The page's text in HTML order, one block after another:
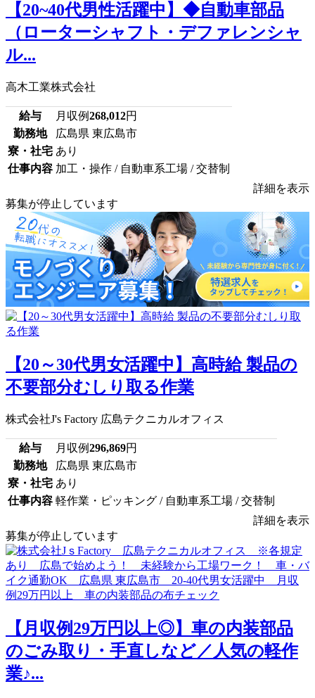
【20~40代男性活躍中】◆自動車部品
（ローターシャフト・デファレンシャ
ル...
高木工業株式会社
給与 月収例268,012円
勤務地
広島県 東広島市
寮・社宅 あり
仕事内容 加工・操作 / 自動車系工場 / 交替制
詳細を表示
募集が停止しています
【20～30代男女活躍中】高時給 製品の
不要部分むしり取る作業
株式会社J's Factory 広島テクニカルオフィス
給与 月収例296,869円
勤務地
広島県 東広島市
寮・社宅 あり
仕事内容 軽作業・ピッキング / 自動車系工場 / 交替制
詳細を表示
募集が停止しています
【月収例29万円以上◎】車の内装部品
のごみ取り・手直しなど／人気の軽作
業♪...